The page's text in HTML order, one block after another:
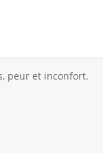
peur et inconfort.